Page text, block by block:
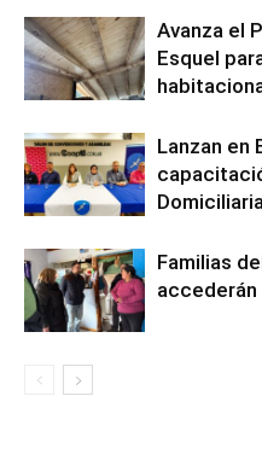
Avanza el
Esquel
Lanzan en
Familias
accederán